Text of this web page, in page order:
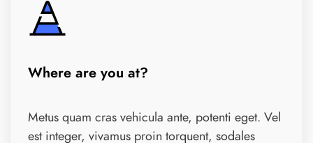
Where are you at?
Metus quam cras vehicula ante, potenti eget. Vel
est integer, vivamus proin torquent, sodales